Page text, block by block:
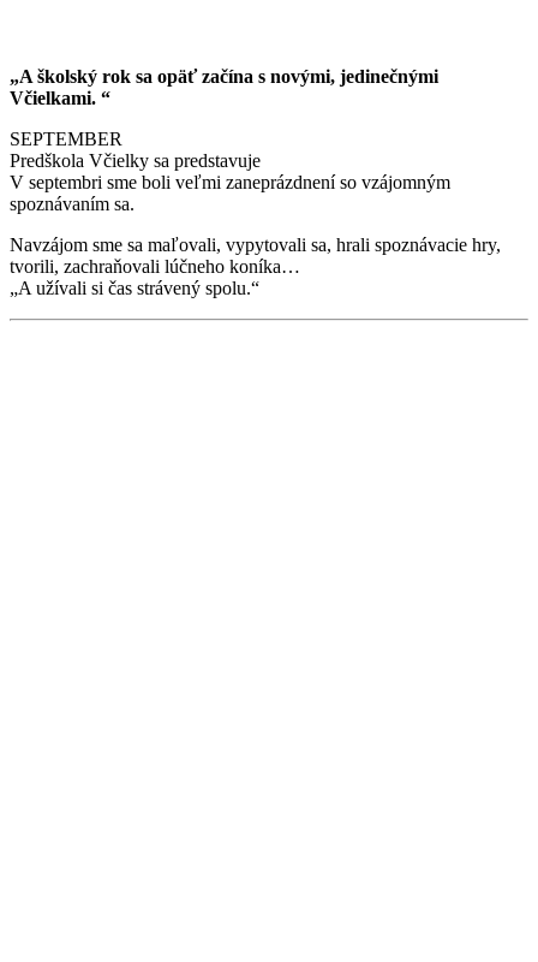
„A školský rok sa opäť začína s novými, jedinečnými
Včielkami. “
SEPTEMBER
Predškola Včielky sa predstavuje
V septembri sme boli veľmi zaneprázdnení so vzájomným
spoznávaním sa.
Navzájom sme sa maľovali, vypytovali sa, hrali spoznávacie hry,
tvorili, zachraňovali lúčneho koníka…
„A užívali si čas strávený spolu.“